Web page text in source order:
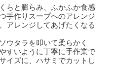
らと膨らみ、ふかふか食感
手作りスープへのアレンジ
アレンジしてあげたくなる
ウタラを叩いて柔らかく
すいように丁寧に手作業で
イズに、ハサミでカットし